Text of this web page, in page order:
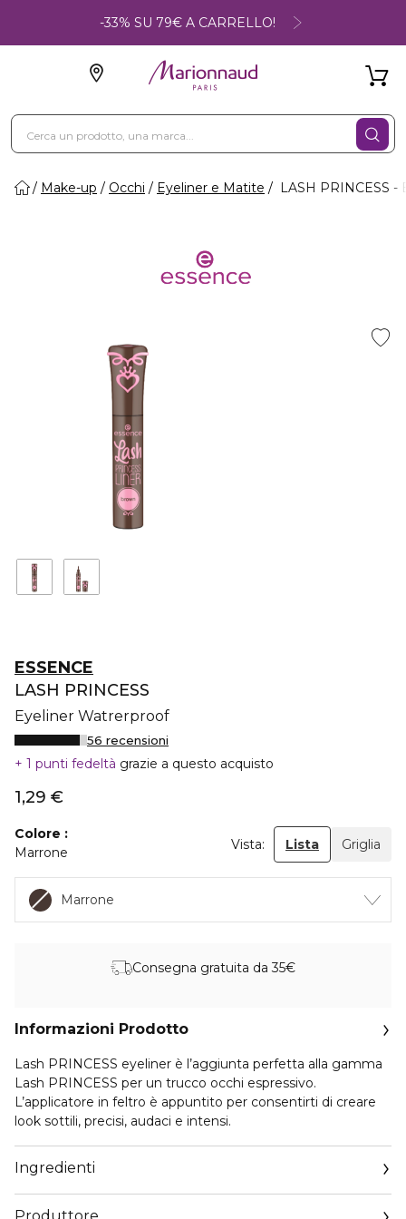
-33% SU 79€ A CARRELLO!
Make-up Occhi Eyeliner e Matite LASH PRINCESS
ESSENCE
LASH PRINCESS
Eyeliner Watrerproof
56 recensioni
1 punti fedeltà grazie a questo acquisto
1,29 €
Colore
Marrone
Vista: Lista Griglia
Marrone
Consegna gratuita da 35€
Informazioni Prodotto
Lash PRINCESS eyeliner è l’aggiunta perfetta alla gamma
Lash PRINCESS per un trucco occhi espressivo.
L’applicatore in feltro è appuntito per consentirti di creare
look sottili, precisi, audaci e intensi.
Ingredienti